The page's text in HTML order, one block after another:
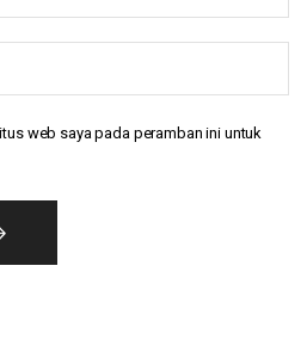
web saya pada peramban ini untuk